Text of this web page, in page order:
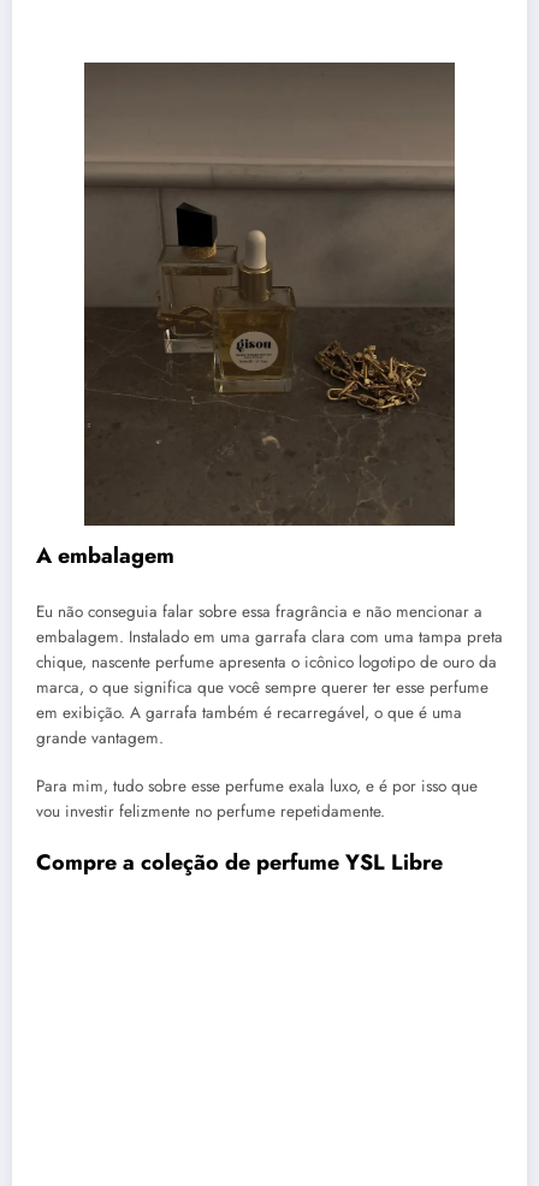
A embalagem
Eu não conseguia falar sobre essa fragrância e não mencionar a
embalagem. Instalado em uma garrafa clara com uma tampa preta
chique, nascente perfume apresenta o icônico logotipo de ouro da
marca, o que significa que você sempre querer ter esse perfume
em exibição. A garrafa também é recarregável, o que é uma
grande vantagem.
Para mim, tudo sobre esse perfume exala luxo, e é por isso que
vou investir felizmente no perfume repetidamente.
Compre a coleção de perfume YSL Libre